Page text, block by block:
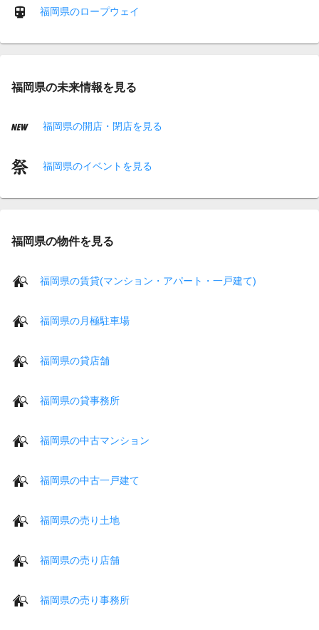
福岡県のロープウェイ
福岡県の未来情報を見る
福岡県の開店・閉店を見る
福岡県のイベントを見る
福岡県の物件を見る
福岡県の賃貸(マンション・アパート・一戸建て)
福岡県の月極駐車場
福岡県の貸店舗
福岡県の貸事務所
福岡県の中古マンション
福岡県の中古一戸建て
福岡県の売り土地
福岡県の売り店舗
福岡県の売り事務所